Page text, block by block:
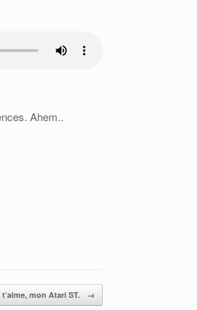
Ahem..
t’aime, mon Atari ST. →